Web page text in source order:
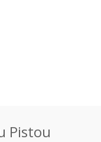
Pistou